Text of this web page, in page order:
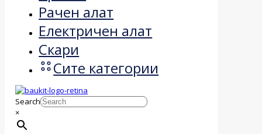
Рачен алат
Електричен алат
Скари
Сите категории
Search
×